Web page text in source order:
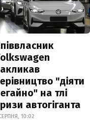
"діяти
на тлі
автогіганта
10:02